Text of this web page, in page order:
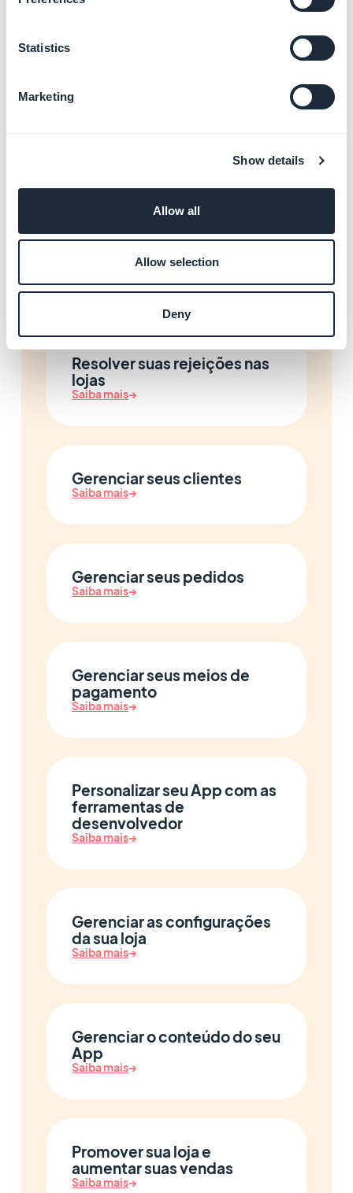
Statistics
Marketing
Show details
Allow all
Allow selection
Deny
de impostos
Resolver suas rejeições nas
lojas
Saiba mais→
Gerenciar seus clientes
Saiba mais→
Gerenciar seus pedidos
Saiba mais→
Gerenciar seus meios de
pagamento
Saiba mais→
Personalizar seu App com as
ferramentas de
desenvolvedor
Saiba mais→
Gerenciar as configurações
da sua loja
Saiba mais→
Gerenciar o conteúdo do seu
App
Saiba mais→
Promover sua loja e
aumentar suas vendas
Saiba mais→